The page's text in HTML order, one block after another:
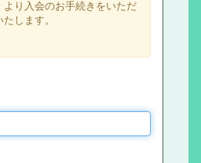
より入会のお手続きをいただ
します。